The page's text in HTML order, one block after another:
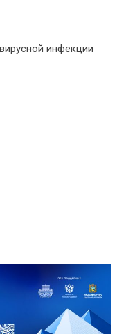
инфекции